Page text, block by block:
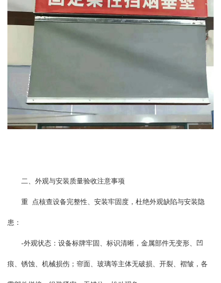
二、外观与安装质量验收注意事项
重 点核查设备完整性、安装牢固度，杜绝外观缺陷与安装隐
患：
-外观状态：设备标牌牢固、标识清晰，金属部件无变形、凹
痕、锈蚀、机械损伤；帘面、玻璃等主体无破损、开裂、褶皱，各